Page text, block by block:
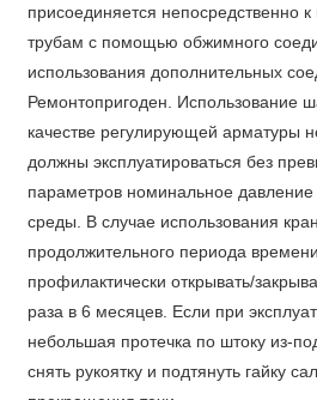
присоединяется непосредственно
трубам с помощью обжимного
использования дополнительных
Ремонтопригоден. Использование
качестве регулирующей арматуры
должны эксплуатироваться без
параметров номинальное
среды. В случае использования
продолжительного периода
профилактически открывать/
раза в 6 месяцев. Если при
небольшая протечка по штоку из-
снять рукоятку и подтянуть гайку